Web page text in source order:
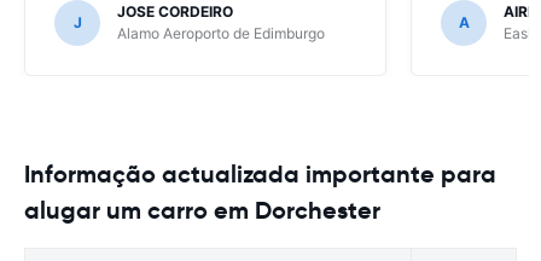
J
JOSE CORDEIRO
Alamo Aeroporto de Edimburgo
A
Informação actualizada importante para
alugar um carro em Dorchester